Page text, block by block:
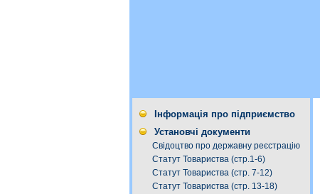
Інформація про підприємство
Установчі документи
Свідоцтво про державну реєстрацію
Статут Товариства (стр.1-6)
Статут Товариства (стр. 7-12)
Статут Товариства (стр. 13-18)